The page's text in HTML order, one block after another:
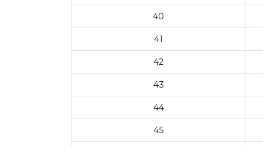
40
41
42
43
44
45